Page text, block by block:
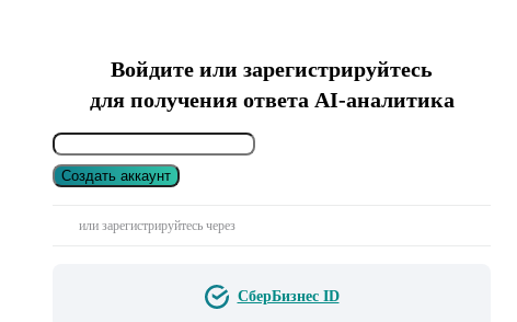
Войдите или зарегистрируйтесь
для получения ответа AI-аналитика
Создать аккаунт
или зарегистрируйтесь через
СберБизнес ID